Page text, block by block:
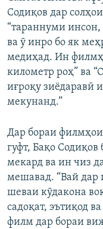
Содиқов дар
“тараннуми инсон,
ва ӯ инро бо як
медиҳад. Ин
километр роҳ” ва
иғроқу зиёдаравӣ
мекунанд.”
Дар бораи
гуфт, Бақо
мекард ва ин чиз
мешавад. “Вай дар
шеваи кӯдакона
садоқат, эътиқод
филм дар бораи